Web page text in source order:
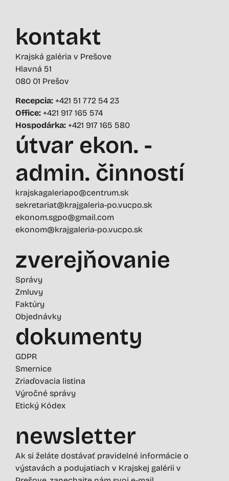
kontakt
Krajská galéria v Prešove
Hlavná 51
080 01 Prešov
Recepcia: +421 51 772 54 23
Office: +421 917 165 574
Hospodárka: +421 917 165 580
útvar ekon. -
admin. činností
krajskagaleriapo@centrum.sk
sekretariat@krajgaleria-po.vucpo.sk
ekonom.sgpo@gmail.com
ekonom@krajgaleria-po.vucpo.sk
zverejňovanie
Správy
Zmluvy
Faktúry
Objednávky
dokumenty
GDPR
Smernice
Zriaďovacia listina
Výročné správy
Etický Kódex
newsletter
Ak si želáte dostávať pravidelné informácie o
výstavách a podujatiach v Krajskej galérii v